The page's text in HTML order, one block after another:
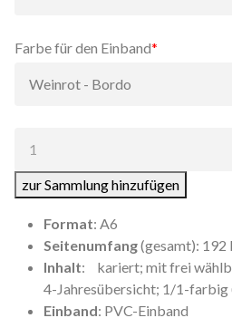
Pflichtfeld
Farbe für den Einband*
zur Sammlung hinzufügen
Format: A6
Seitenumfang(gesamt): 192
Inhalt: kariert; mit frei
4-Jahresübersicht; 1/1-farbig
Einband: PVC-Einband